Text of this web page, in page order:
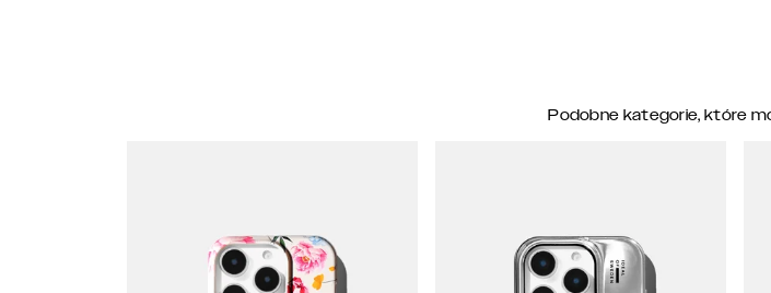
Podobne kategorie, które